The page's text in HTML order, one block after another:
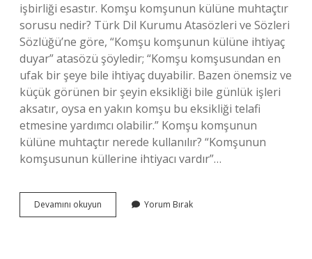
işbirliği esastır. Komşu komşunun külüne muhtaçtır
sorusu nedir? Türk Dil Kurumu Atasözleri ve Sözleri
Sözlüğü’ne göre, “Komşu komşunun külüne ihtiyaç
duyar” atasözü şöyledir; “Komşu komşusundan en
ufak bir şeye bile ihtiyaç duyabilir. Bazen önemsiz ve
küçük görünen bir şeyin eksikliği bile günlük işleri
aksatır, oysa en yakın komşu bu eksikliği telafi
etmesine yardımcı olabilir.” Komşu komşunun
külüne muhtaçtır nerede kullanılır? “Komşunun
komşusunun küllerine ihtiyacı vardır”…
Devamını okuyun
Komşunun
Yorum Bırak